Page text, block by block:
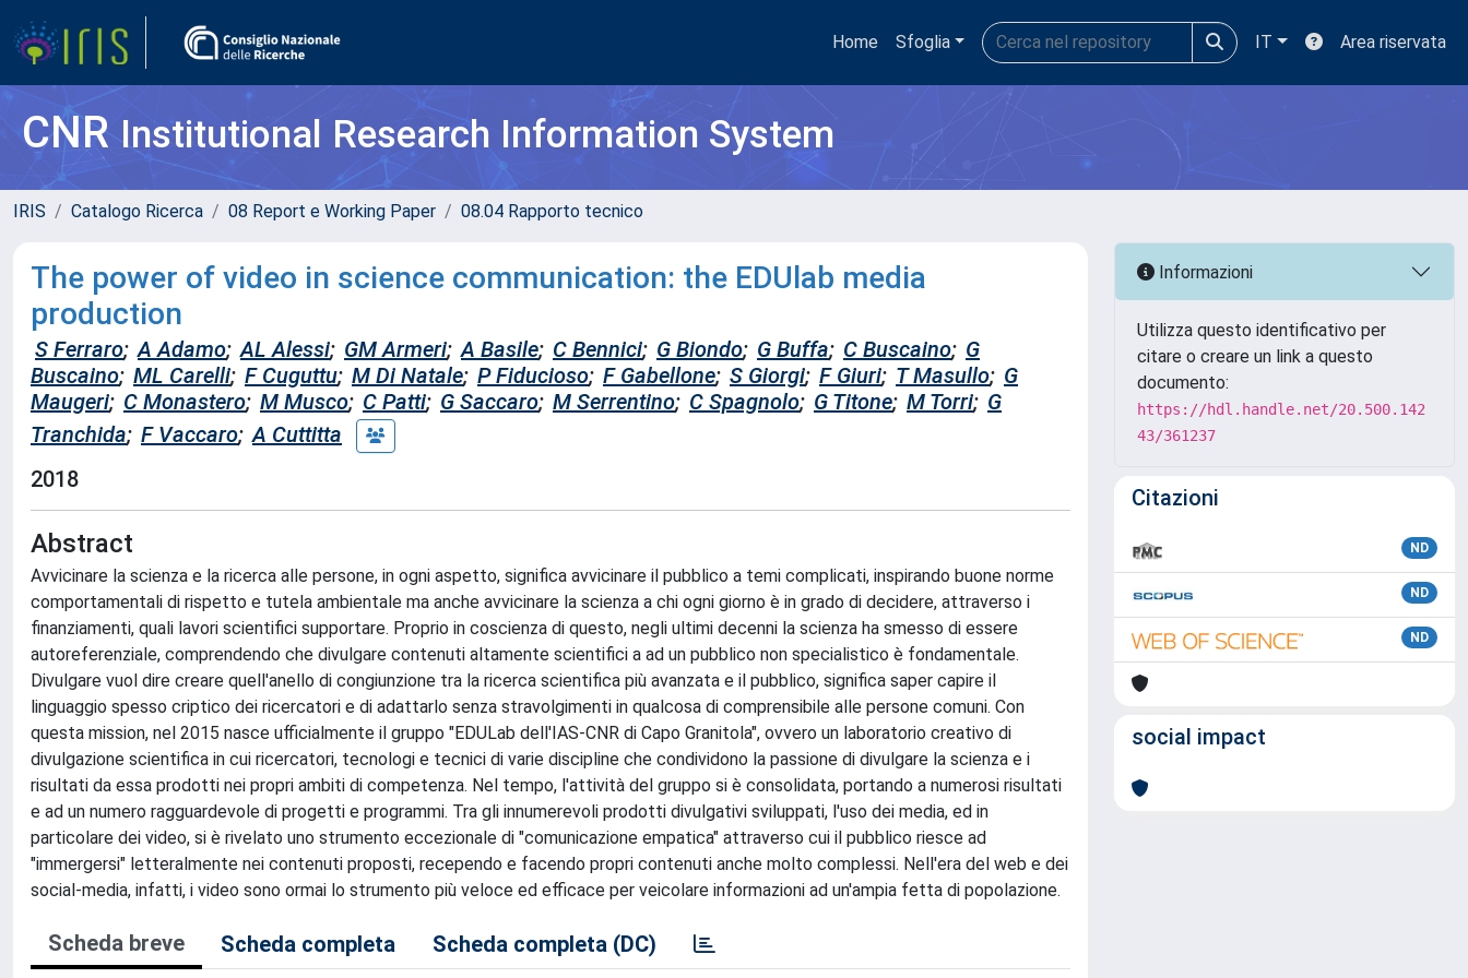
Home Sfoglia IT Area riservata
CNRInstitutional Research Information System
IRIS Catalogo Ricerca 08 Report e Working Paper 08.04 Rapporto tecnico
The power of video in science communication: the EDUlab media
production
S Ferraro; A Adamo; AL Alessi; GM Armeri; A Basile; C Bennici; G Biondo; G Buffa; C Buscaino; G
Buscaino; ML Carelli; F Cuguttu; M Di Natale; P Fiducioso; F Gabellone; S Giorgi; F Giuri; T Masullo; G
Maugeri; C Monastero; M Musco; C Patti; G Saccaro; M Serrentino; C Spagnolo; G Titone; M Torri; G
Tranchida; F Vaccaro; A Cuttitta
2018
Abstract
Avvicinare la scienza e la ricerca alle persone, in ogni aspetto, significa avvicinare il pubblico a temi complicati, inspirando buone norme
comportamentali di rispetto e tutela ambientale ma anche avvicinare la scienza a chi ogni giorno è in grado di decidere, attraverso i
finanziamenti, quali lavori scientifici supportare. Proprio in coscienza di questo, negli ultimi decenni la scienza ha smesso di essere
autoreferenziale, comprendendo che divulgare contenuti altamente scientifici a ad un pubblico non specialistico è fondamentale.
Divulgare vuol dire creare quell'anello di congiunzione tra la ricerca scientifica più avanzata e il pubblico, significa saper capire il
linguaggio spesso criptico dei ricercatori e di adattarlo senza stravolgimenti in qualcosa di comprensibile alle persone comuni. Con
questa mission, nel 2015 nasce ufficialmente il gruppo "EDULab dell'IAS-CNR di Capo Granitola", ovvero un laboratorio creativo di
divulgazione scientifica in cui ricercatori, tecnologi e tecnici di varie discipline che condividono la passione di divulgare la scienza e i
risultati da essa prodotti nei propri ambiti di competenza. Nel tempo, l'attività del gruppo si è consolidata, portando a numerosi risultati
e ad un numero ragguardevole di progetti e programmi. Tra gli innumerevoli prodotti divulgativi sviluppati, l'uso dei media, ed in
particolare dei video, si è rivelato uno strumento eccezionale di "comunicazione empatica" attraverso cui il pubblico riesce ad
"immergersi" letteralmente nei contenuti proposti, recependo e facendo propri contenuti anche molto complessi. Nell'era del web e dei
social-media, infatti, i video sono ormai lo strumento più veloce ed efficace per veicolare informazioni ad un'ampia fetta di popolazione.
Scheda breve Scheda completa Scheda completa (DC)
Informazioni
Utilizza questo identificativo per
citare o creare un link a questo
documento:
https://hdl.handle.net/20.500.142
43/361237
Citazioni
ND
ND
ND
social impact